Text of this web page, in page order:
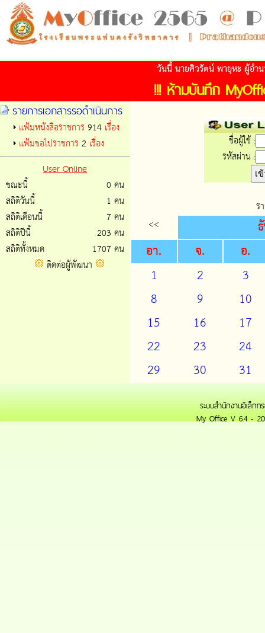
วันนี้ นายศิวรัตน์ พายุหะ ผู้อำน
!!! ห้ามบันทึก
รายการเอกสารรอดำเนินการ
แฟ้มหนังสือราชการ 914 เรื่อง
แฟ้มขอไปราชการ 2 เรื่อง
User Online
ขณะนี้
0 คน
สถิติวันนี้
1 คน
สถิติเดือนนี้
7 คน
สถิติปีนี้
203 คน
สถิติทั้งหมด
1707 คน
ติดต่อผู้พัฒนา
ชื่อผู้ใช้ :
รหัสผ่าน :
ร
<<
อา.
จ. อ.
1 2
3
8
9
10
15
16
17
22
23
24
29
30 31
ระบบสำนักงานอิเล็ก
My Office V 6.4 -